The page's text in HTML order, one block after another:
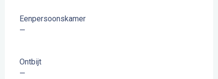
Eenpersoonskamer
—
Ontbijt
—